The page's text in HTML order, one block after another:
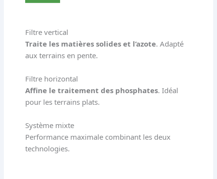
Filtre vertical
Traite les matières solides et l’azote. Adapté
aux terrains en pente.
Filtre horizontal
Affine le traitement des phosphates. Idéal
pour les terrains plats.
Système mixte
Performance maximale combinant les deux
technologies.